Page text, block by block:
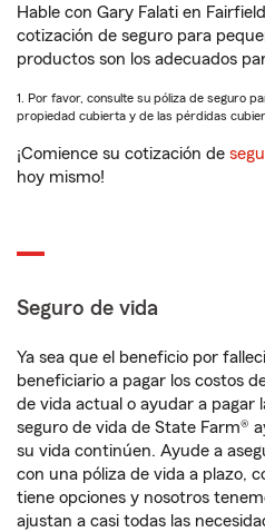
Hable con Gary Falati en
cotización de seguro para
productos son los adecuados
1. Por favor, consulte su póliza de seguro
propiedad cubierta y de las pérdidas
¡Comience su cotización de
hoy mismo!
Seguro de vida
Ya sea que el beneficio por
beneficiario a pagar los costos
de vida actual o ayudar a pagar
seguro de vida de State Farm®
su vida continúen. Ayude a
con una póliza de vida a plazo,
tiene opciones y nosotros
ajustan a casi todas las